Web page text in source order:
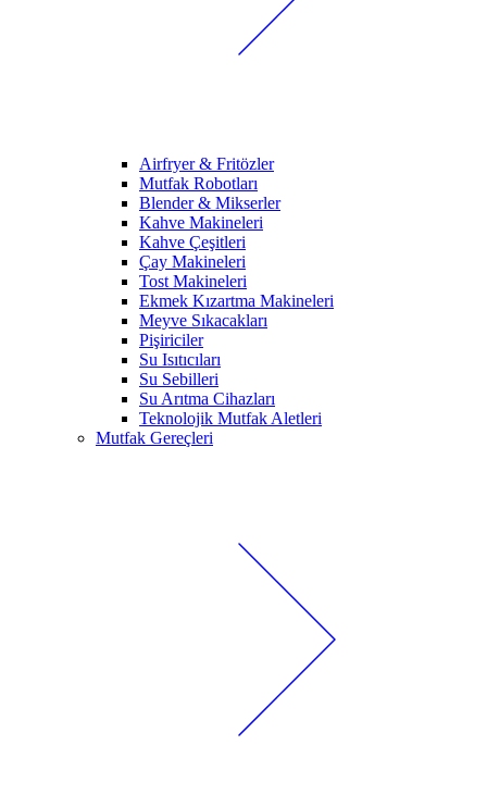
Airfryer & Fritözler
Mutfak Robotları
Blender & Mikserler
Kahve Makineleri
Kahve Çeşitleri
Çay Makineleri
Tost Makineleri
Ekmek Kızartma Makineleri
Meyve Sıkacakları
Pişiriciler
Su Isıtıcıları
Su Sebilleri
Su Arıtma Cihazları
Teknolojik Mutfak Aletleri
Mutfak Gereçleri